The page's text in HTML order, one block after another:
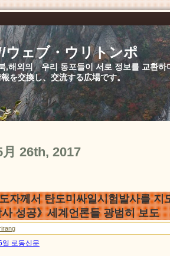
ウェブ・ウリトンポ
,해외의 우리 동포들이 서로 정보를 교환하
を交換し、交流する広場です。
26th, 2017
자께서 탄도미싸일시험발사를 지
성공》세계언론들 광범히 보도
로동신문